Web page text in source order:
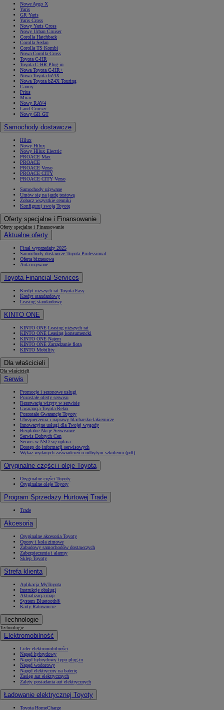
Nowe Aygo X
Yaris
GR Yaris
Yaris Cross
Nowy Yaris Cross
Nowy Urban Cruiser
Corolla Hatchback
Corolla Sedan
Corolla TS Kombi
Nowa Corolla Cross
Toyota C-HR
Toyota C-HR Plug-in
Nowa Toyota C-HR+
Nowa Toyota bZ4X
Nowa Toyota bZ4X Touring
Camry
Prius
Mirai
Nowy RAV4
Land Cruiser
Nowy GR GT
Samochody dostawcze
Hilux
Nowy Hilux
Nowy Hilux Electric
PROACE Max
PROACE
PROACE Verso
PROACE CITY
PROACE CITY Verso
Samochody używane
Umów się na jazdę testową
Zobacz wszystkie cenniki
Konfiguruj swoją Toyotę
Oferty specjalne i Finansowanie
Oferty specjalne i Finansowanie
Aktualne oferty
Finał wyprzedaży 2025
Samochody dostawcze Toyota Professional
Oferta biznesowa
Auta używane
Toyota Financial Services
Kredyt niższych rat Toyota Easy
Kredyt standardowy
Leasing standardowy
KINTO ONE
KINTO ONE Leasing niższych rat
KINTO ONE Leasing konsumencki
KINTO ONE Najem
KINTO ONE Zarządzanie flotą
KINTO Mobility
Dla właścicieli
Dla właścicieli
Serwis
Promocje i sezonowe usługi
Pozostałe oferty serwisu
Rezerwacja wizyty w serwisie
Gwarancja Toyota Relax
Pozostałe Gwarancje Toyoty
Ubezpieczenia i naprawy blacharsko-lakiernicze
Innowacyjne usługi dla Twojej wygody
Bezpłatne Akcje Serwisowe
Serwis Dobrych Cen
Serwis w ASO się opłaca
Dostęp do informacji serwisowych
Wykaz wydanych zaświadczeń o odbytym szkoleniu (pdf)
Oryginalne części i oleje Toyota
Oryginalne części Toyoty
Oryginalne oleje Toyoty
Program Sprzedaży Hurtowej Trade
Trade
Akcesoria
Oryginalne akcesoria Toyoty
Opony i koła zimowe
Zabudowy samochodów dostawczych
Zabezpieczenia i alarmy
Sklep Toyoty
Strefa klienta
Aplikacja MyToyota
Instrukcje obsługi
Aktualizacja map
System Bluetooth®
Karty Ratownicze
Technologie
Technologie
Elektromobilność
Lider elektromobilności
Napęd hybrydowy
Napęd hybrydowy typu plug-in
Napęd wodorowy
Napęd elektryczny na baterię
Zasięg aut elektrycznych
Zalety posiadania aut elektrycznych
Ładowanie elektrycznej Toyoty
Toyota HomeCharge